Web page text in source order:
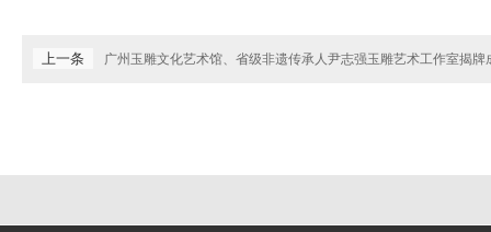
上一条 广州玉雕文化艺术馆、省级非遗传承人尹志强玉雕艺术工作室揭牌